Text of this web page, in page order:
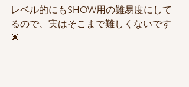
レベル的にもSHOW用の難易度にして
るので、実はそこまで難しくないです
🌟